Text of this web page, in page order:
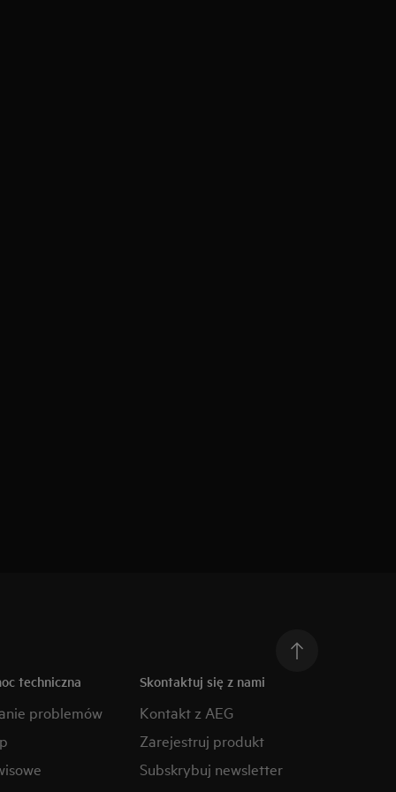
techniczna
problemów
Skontaktuj się z nami
Kontakt z AEG
Zarejestruj produkt
Subskrybuj newsletter